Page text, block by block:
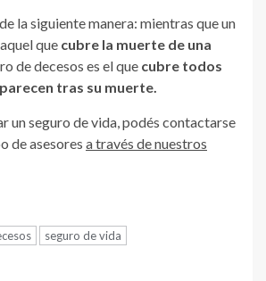
la siguiente manera: mientras que un
que cubre la muerte de una
de decesos es el que cubre todos
tras su muerte.
un seguro de vida, podés contactarse
de asesores a través de nuestros
seguro de vida